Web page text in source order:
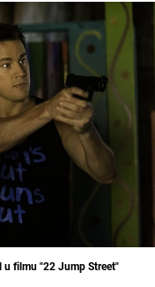
u filmu "22 Jump Street"